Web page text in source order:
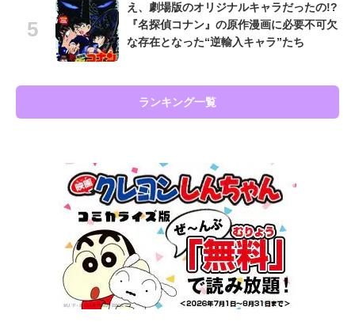
え、劇場版のオリジナルキャラだったの!?
『名探偵コナン』の原作漫画に必要不可欠
な存在となった“逆輸入キャラ”たち
ランキング一覧